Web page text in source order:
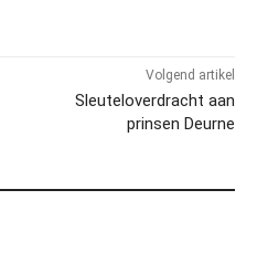
Volgend artikel
Sleuteloverdracht aan
prinsen Deurne